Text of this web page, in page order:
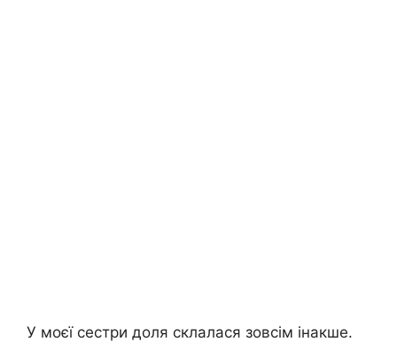
У моєї сестри доля склалася зовсім інакше.